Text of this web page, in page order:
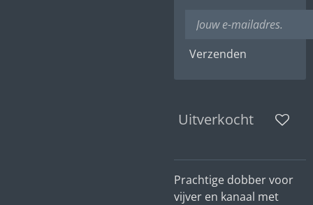
Verzenden
Uitverkocht
Prachtige dobber voor
vijver en kanaal met